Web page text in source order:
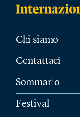
Chi siamo
Contattaci
Sommario
Festival